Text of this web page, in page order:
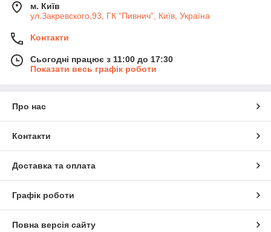
м. Київ
ул.Закревского,93, ГК "Пивнич", Київ, Україна
Контакти
Сьогодні працює з 11:00 до 17:30
Показати весь графік роботи
Про нас
Контакти
Доставка та оплата
Графік роботи
Повна версія сайту